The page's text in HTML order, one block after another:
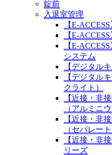
錠前
入退室管理
【E-
【E-
【E-
システム
【デジタル
【デジタル
クライト）
【近接・非
（アルミニ
【近接・非
（セパレー
【近接・非
リーズ